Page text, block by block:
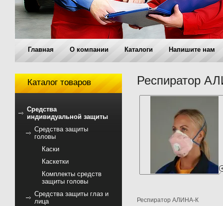
Главная O компании Каталоги Напишите нам
Каталог товаров
Средства
индивидуальной защиты
Средства защиты
головы
Каски
Каскетки
Комплекты средств
защиты головы
Средства защиты глаз и
лица
Респиратор
Респиратор АЛИНА-К